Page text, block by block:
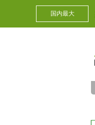
国内最大